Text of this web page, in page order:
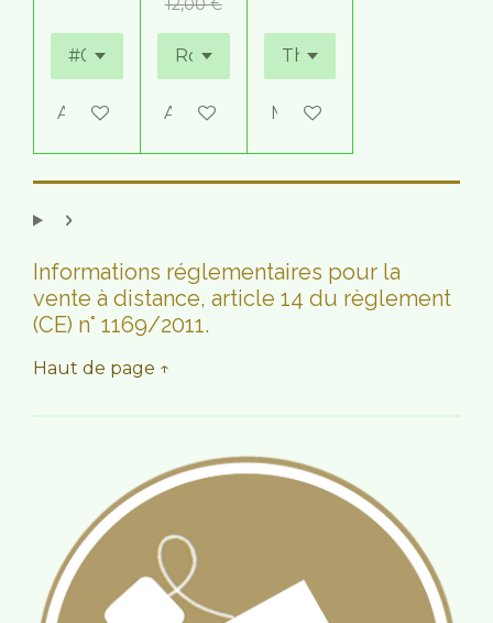
Ajouter au panierAjouter au panierM'avertir si disponible
Informations réglementaires pour la
vente à distance, article 14 du règlement
(CE) n° 1169/2011.
Haut de page ↑